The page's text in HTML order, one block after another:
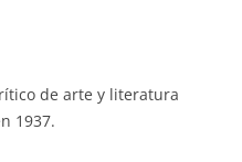
de arte y literatura
1937.